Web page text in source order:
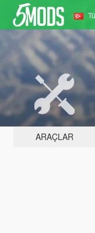
ARAÇLAR